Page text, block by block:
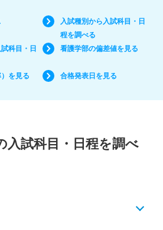
入試種別から入試科目・日
程を調べる
科目・日
看護学部の偏差値を見る
を見る 合格発表日を見る
入試科目・日程を調べ